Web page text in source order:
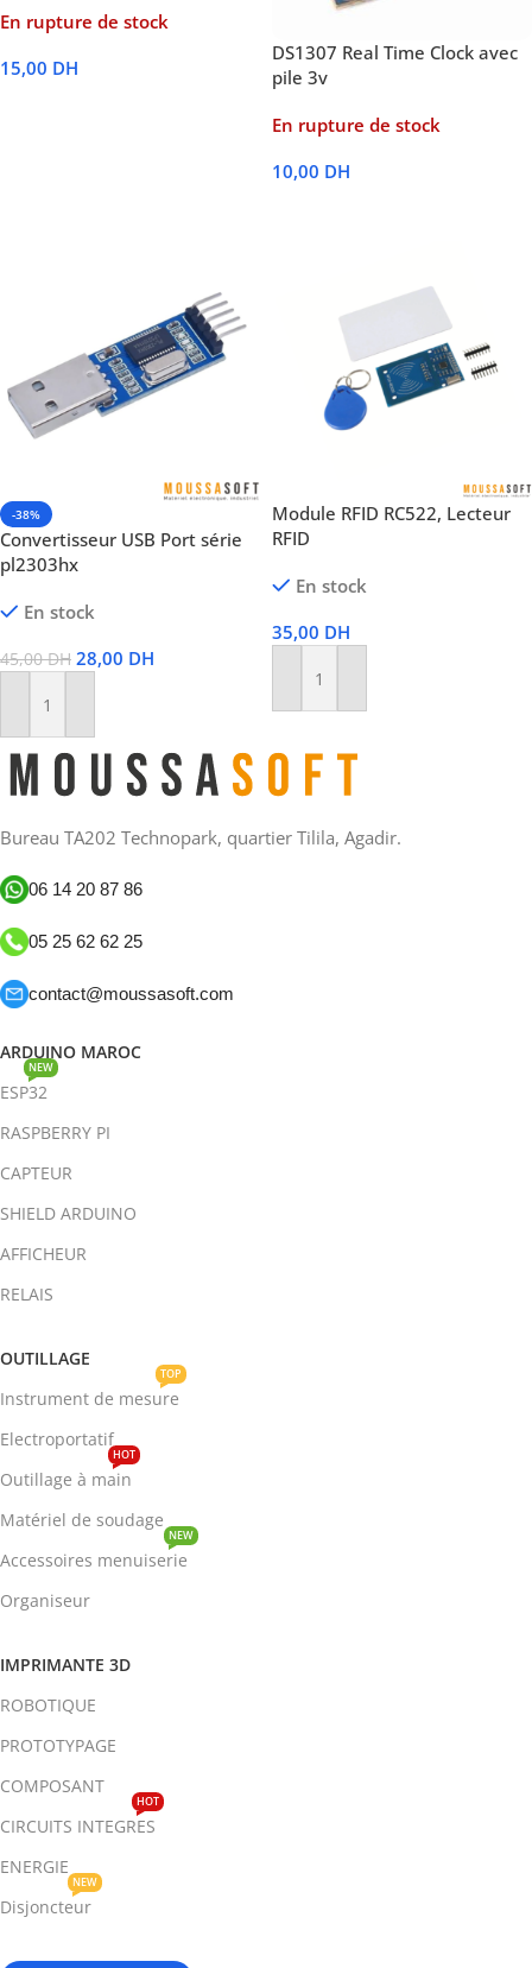
En rupture de stock
15,00 DH
DS1307 Real Time Clock avec
pile 3v
En rupture de stock
10,00 DH
-38%
Convertisseur USB Port série
pl2303hx
En stock
45,00DH 28,00 DH
Ajouter Au Panier
Module RFID RC522, Lecteur
RFID
En stock
35,00 DH
Ajouter Au Panier
Bureau TA202 Technopark, quartier Tilila, Agadir.
06 14 20 87 86
05 25 62 62 25
contact@moussasoft.com
ARDUINO MAROC
ESP32
NEW
RASPBERRY PI
CAPTEUR
SHIELD ARDUINO
AFFICHEUR
RELAIS
OUTILLAGE
Instrument de mesure
TOP
Electroportatif
Outillage à main
HOT
Matériel de soudage
Accessoires menuiserie
NEW
Organiseur
IMPRIMANTE 3D
ROBOTIQUE
PROTOTYPAGE
COMPOSANT
CIRCUITS INTEGRES
HOT
ENERGIE
Disjoncteur
NEW